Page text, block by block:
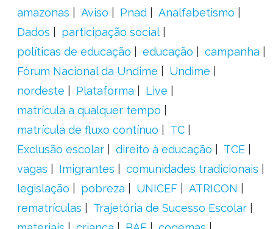
amazonas
Aviso Pnad
Analfabetismo
Dados
participação social
políticas de educação
educação
campanha
Fórum Nacional da Undime
Undime
nordeste
Plataforma
Live
matrícula a qualquer tempo
matrícula de fluxo contínuo
TC
Exclusão escolar
direito à educação
TCE
vagas
Imigrantes
comunidades tradicionais
legislação
pobreza UNICEF
ATRICON
rematrículas
Trajetória de Sucesso Escolar